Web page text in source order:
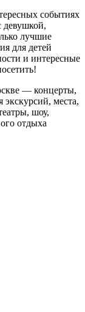
событиях
лучшие
для детей
и интересные
— концерты,
экскурсий, места,
шоу,
отдыха